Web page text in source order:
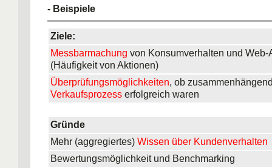
- Beispiele
Ziele:
Messbarmachung von Konsumverhalten und Web-
(Häufigkeit von Aktionen)
Überprüfungsmöglichkeiten, ob
Verkaufsprozess erfolgreich waren
Gründe
Mehr (aggregiertes) Wissen über Kundenverhalten
Bewertungsmöglichkeit und Benchmarking